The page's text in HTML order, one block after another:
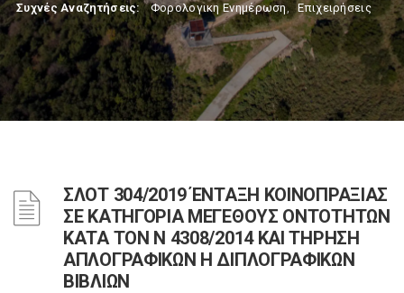
Συχνές Αναζητήσεις: Φορολογικη Ενημέρωση, Επιχειρήσεις
ΣΛΟΤ 304/2019 ΈΝΤΑΞΗ ΚΟΙΝΟΠΡΑΞΙΑΣ
ΣΕ ΚΑΤΗΓΟΡΙΑ ΜΕΓΕΘΟΥΣ ΟΝΤΟΤΗΤΩΝ
ΚΑΤΑ ΤΟΝ Ν 4308/2014 ΚΑΙ ΤΗΡΗΣΗ
ΑΠΛΟΓΡΑΦΙΚΩΝ Η ΔΙΠΛΟΓΡΑΦΙΚΩΝ
ΒΙΒΛΙΩΝ